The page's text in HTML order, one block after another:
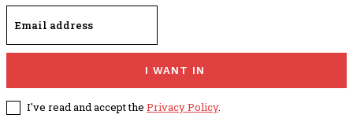
I WANT IN
I've read and accept the Privacy Policy.